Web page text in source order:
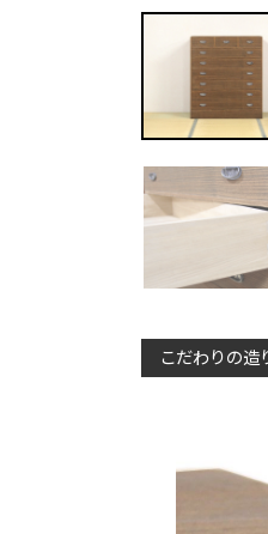
こだわりの造